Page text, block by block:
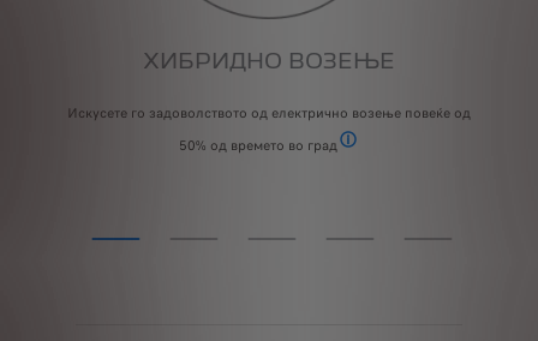
ХИБРИДНО ВОЗЕЊЕ
Искусете го задоволството од електрично возење повеќе од
50% од времето во град